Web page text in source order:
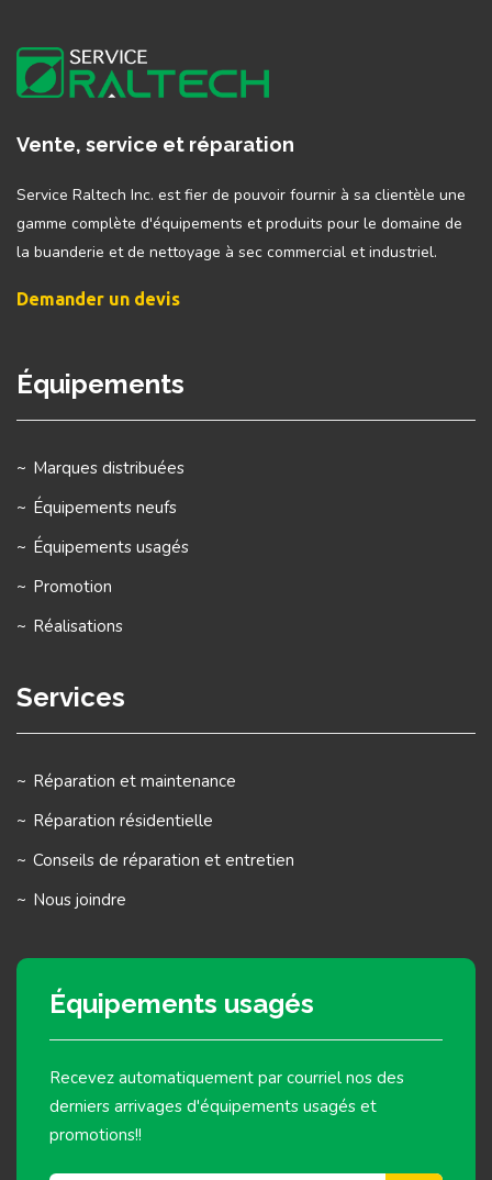
Vente, service et réparation
Service Raltech Inc. est fier de pouvoir fournir à sa clientèle une
gamme complète d'équipements et produits pour le domaine de
la buanderie et de nettoyage à sec commercial et industriel.
Demander un devis
Équipements
Marques distribuées
Équipements neufs
Équipements usagés
Promotion
Réalisations
Services
Réparation et maintenance
Réparation résidentielle
Conseils de réparation et entretien
Nous joindre
Équipements usagés
Recevez automatiquement par courriel nos des
derniers arrivages d'équipements usagés et
promotions!!